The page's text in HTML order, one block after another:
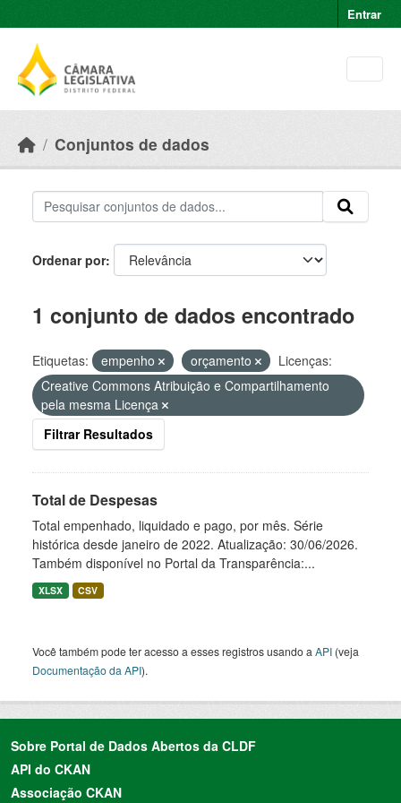
Entrar
Conjuntos de dados
Ordenar por
1 conjunto de dados encontrado
Etiquetas: empenho orçamento
Licenças:
Creative Commons Atribuição e Compartilhamento
pela mesma Licença
Filtrar Resultados
Total de Despesas
Total empenhado, liquidado e pago, por mês. Série
histórica desde janeiro de 2022. Atualização: 30/06/2026.
Também disponível no Portal da Transparência:...
XLSX CSV
Você também pode ter acesso a esses registros usando a API (veja
Documentação da API).
Sobre Portal de Dados Abertos da CLDF
API do CKAN
Associação CKAN